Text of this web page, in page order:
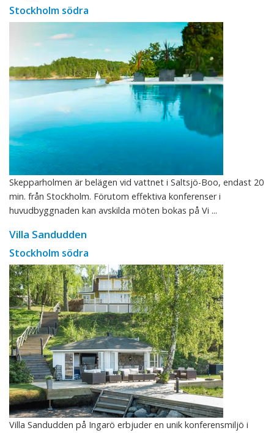
Stockholm södra
Skepparholmen är belägen vid vattnet i Saltsjö-Boo, endast 20
min. från Stockholm. Förutom effektiva konferenser i
huvudbyggnaden kan avskilda möten bokas på Vi ...
Villa Sandudden
Stockholm södra
Villa Sandudden på Ingarö erbjuder en unik konferensmiljö i